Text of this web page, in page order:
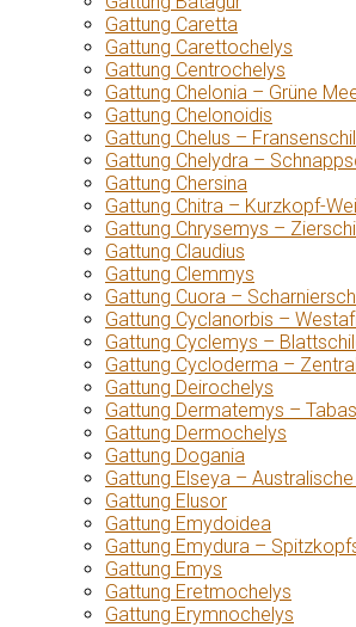
Gattung Caretta
Gattung Carettochelys
Gattung Centrochelys
Gattung Chelonia – Grüne
Gattung Chelonoidis
Gattung Chelus –
Gattung Chelydra –
Gattung Chersina
Gattung Chitra – Kurzkopf-
Gattung Chrysemys –
Gattung Claudius
Gattung Clemmys
Gattung Cuora –
Gattung Cyclanorbis –
Gattung Cyclemys –
Gattung Cycloderma –
Gattung Deirochelys
Gattung Dermatemys –
Gattung Dermochelys
Gattung Dogania
Gattung Elseya –
Gattung Elusor
Gattung Emydoidea
Gattung Emydura –
Gattung Emys
Gattung Eretmochelys
Gattung Erymnochelys